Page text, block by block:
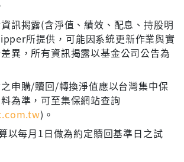
訊揭露(含淨值、績效、配息、持股明
所提供，可能因系統更新作業與實
異，所有資訊揭露以基金公司公告為
申購/贖回/轉換淨值應以台灣集中保
為準，可至集保網站查詢
)。
以每月1日做為約定贖回基準日之試